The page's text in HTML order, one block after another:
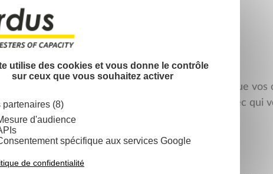
utilise des cookies et vous donne le contrôle
sur ceux que vous souhaitez activer
partenaires (8)
d'audience
spécifique aux services Google
de confidentialité
fiables et faciles d’utilisations.
et besoins dans les meilleurs délais. C’est ici que vos
y trouverez vos interlocuteurs privilégiés avec qui